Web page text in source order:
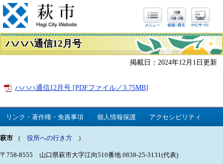
ハハハ通信12月号
掲載日：2024年12月1日更新
ハハハ通信12月号 [PDFファイル／3.75MB]
リンク・著作権・免責事項 個人情報保護 アクセシビリティ
萩市 （ 役所への行き方 ）
〒758-8555 山口県萩市大字江向510番地 0838-25-3131(代表)